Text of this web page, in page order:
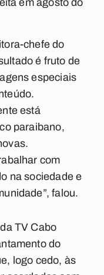
em agosto do
chefe do
é fruto de
especiais
está
paraibano,
com
na sociedade e
falou.
TV Cabo
do
logo cedo, às